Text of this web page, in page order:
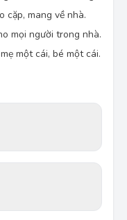
cặp, mang về nhà.
mọi người trong nhà.
một cái, bé một cái.